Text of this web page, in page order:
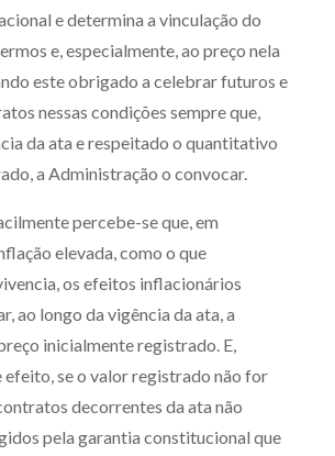
e determina a vinculação do
e, especialmente, ao preço nela
este obrigado a celebrar futuros e
nessas condições sempre que,
da ata e respeitado o quantitativo
a Administração o convocar.
percebe-se que, em
elevada, como o que
os efeitos inflacionários
ao longo da vigência da ata, a
inicialmente registrado. E,
efeito, se o valor registrado não for
decorrentes da ata não
pela garantia constitucional que